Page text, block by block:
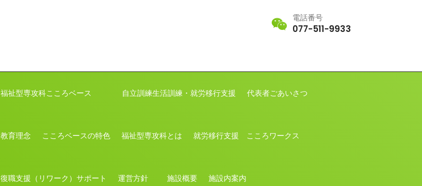
電話番号
077-511-9933
福祉型専攻科こころベース 自立訓練生活訓練・就労移行支援 代表者ごあいさつ
教育理念 こころベースの特色 福祉型専攻科とは 就労移行支援 こころワークス
復職支援（リワーク）サポート 運営方針 施設概要 施設内案内